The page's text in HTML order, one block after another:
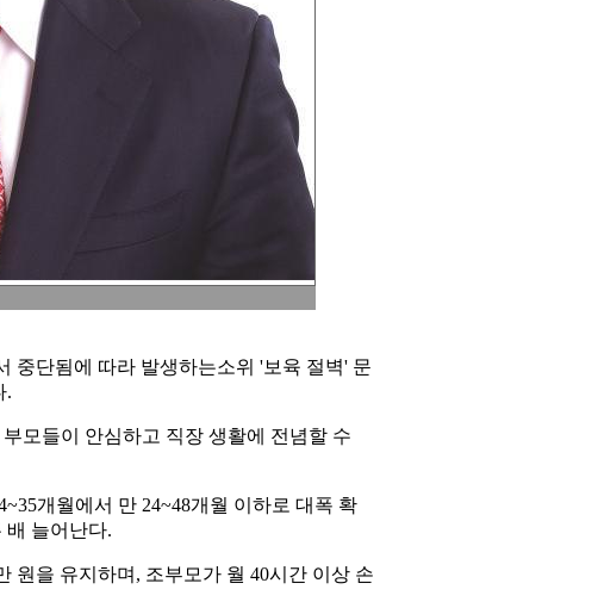
중단됨에 따라 발생하는소위 '보육 절벽' 문
.
모들이 안심하고 직장 생활에 전념할 수
개월에서 만 24~48개월 이하로 대폭 확
배 늘어난다.
원을 유지하며, 조부모가 월 40시간 이상 손